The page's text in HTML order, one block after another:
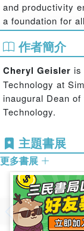
and productivity
a foundation for
experiences rich
Combining a
studies, it
engagement:
making a
interaction,
the Society for
studies illustrate
to support
resources,
collaboration,
Whatever your
experiences,
作者簡介
Cheryl Geisler is
Technology at
inaugural Dean
Technology.
主題書展
更多書展